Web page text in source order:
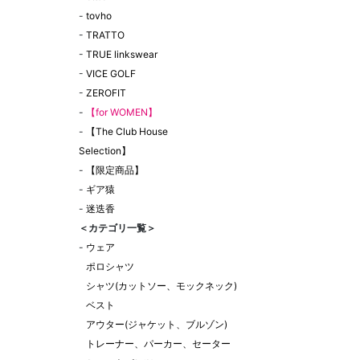
- tovho
- TRATTO
- TRUE linkswear
- VICE GOLF
- ZEROFIT
-
【for WOMEN】
-
【The Club House
Selection】
-
【限定商品】
- ギア猿
- 迷迭香
＜カテゴリ一覧＞
- ウェア
ポロシャツ
シャツ(カットソー、モックネック)
ベスト
アウター(ジャケット、ブルゾン)
トレーナー、パーカー、セーター